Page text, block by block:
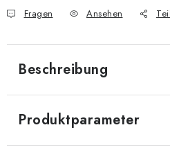
Fragen Ansehen
Beschreibung
Produktparameter